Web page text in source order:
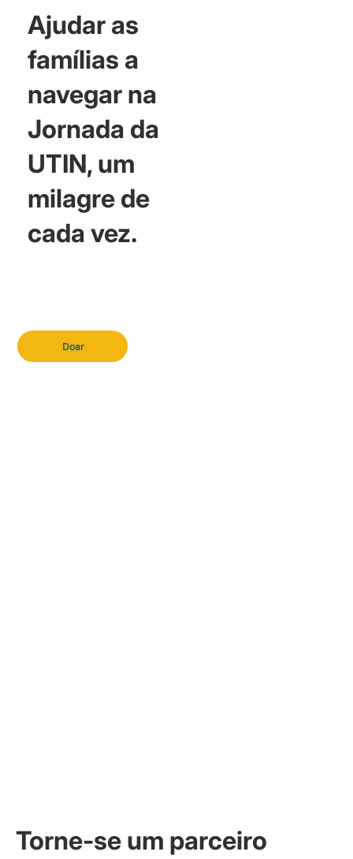
Doar
Ajudar as
famílias a
navegar na
Jornada da
UTIN, um
milagre de
cada vez.
Torne-se um parceiro